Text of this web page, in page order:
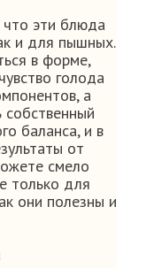
эти блюда
и для пышных.
в форме,
голода
а
баланса, и в
от
смело
только для
они полезны и